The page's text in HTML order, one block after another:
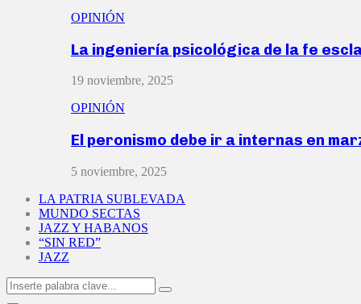
OPINIÓN
La ingeniería psicológica de la fe
19 noviembre, 2025
OPINIÓN
El peronismo debe ir a internas en
5 noviembre, 2025
LA PATRIA SUBLEVADA
MUNDO SECTAS
JAZZ Y HABANOS
“SIN RED”
JAZZ
Search
for:
Search